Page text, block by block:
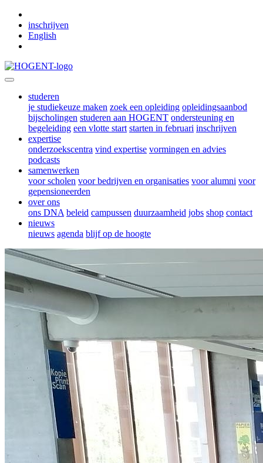
inschrijven
English
studeren
je studiekeuze maken zoek een opleiding opleidingsaanbod
bijscholingen studeren aan HOGENT ondersteuning en
begeleiding een vlotte start starten in februari inschrijven
expertise
onderzoekscentra vind expertise vormingen en advies
podcasts
samenwerken
voor scholen voor bedrijven en organisaties voor alumni voor
gepensioneerden
over ons
ons DNA beleid campussen duurzaamheid jobs shop contact
nieuws
nieuws agenda blijf op de hoogte